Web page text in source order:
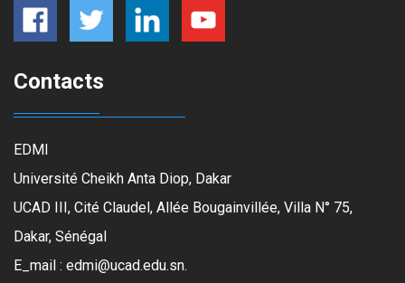
Contacts
EDMI
Université Cheikh Anta Diop, Dakar
UCAD III, Cité Claudel, Allée Bougainvillée, Villa N° 75,
Dakar, Sénégal
E_mail : edmi@ucad.edu.sn.